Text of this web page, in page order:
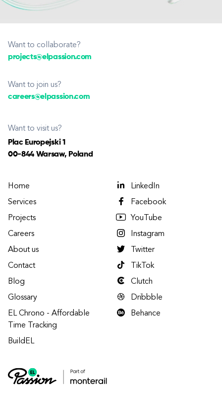
Want to collaborate?
projects@elpassion.com
Want to join us?
careers@elpassion.com
Want to visit us?
Plac Europejski 1
00-844 Warsaw, Poland
Home
Services
Projects
Careers
About us
Contact
Blog
Glossary
EL Chrono - Affordable
Time Tracking
BuildEL
LinkedIn
Facebook
YouTube
Instagram
Twitter
TikTok
Clutch
Dribbble
Behance